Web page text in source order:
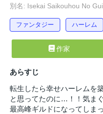
別名: Isekai Saikouhou No
ファンタジー ハーレム
作家
あらすじ
転生したら幸せハーレム
と思ってたのに…！！気ま
最高峰ギルドになってしま